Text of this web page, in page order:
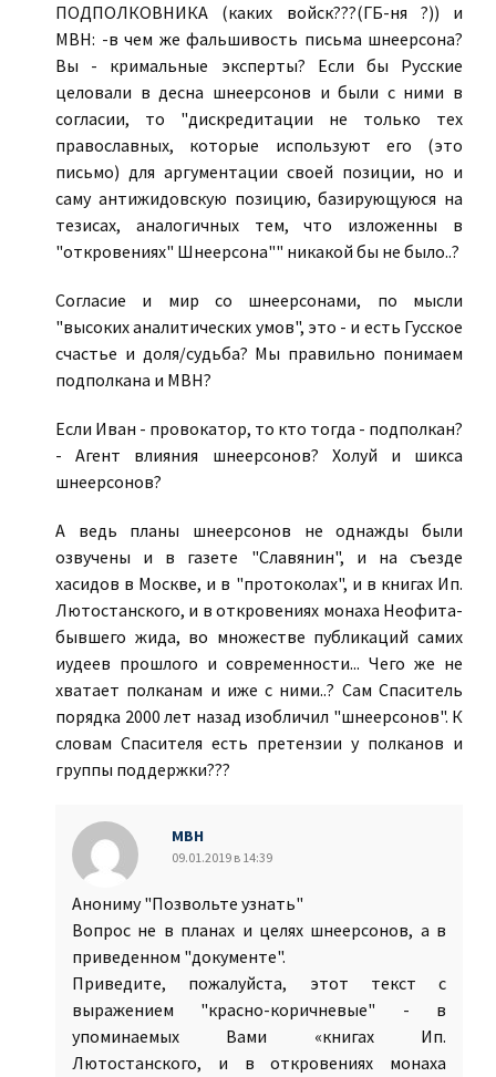
ПОДПОЛКОВНИКА (каких войск???(ГБ-ня ?)) и
МВН: -в чем же фальшивость письма шнеерсона?
Вы - кримальные эксперты? Если бы Русские
целовали в десна шнеерсонов и были с ними в
согласии, то "дискредитации не только тех
православных, которые используют его (это
письмо) для аргументации своей позиции, но и
саму антижидовскую позицию, базирующуюся на
тезисах, аналогичных тем, что изложенны в
"откровениях" Шнеерсона"" никакой бы не было..?
Согласие и мир со шнеерсонами, по мысли
"высоких аналитических умов", это - и есть Гусское
счастье и доля/судьба? Мы правильно понимаем
подполкана и МВН?
Если Иван - провокатор, то кто тогда - подполкан?
- Агент влияния шнеерсонов? Холуй и шикса
шнеерсонов?
А ведь планы шнеерсонов не однажды были
озвучены и в газете "Славянин", и на съезде
хасидов в Москве, и в "протоколах", и в книгах Ип.
Лютостанского, и в откровениях монаха Неофита-
бывшего жида, во множестве публикаций самих
иудеев прошлого и современности... Чего же не
хватает полканам и иже с ними..? Сам Спаситель
порядка 2000 лет назад изобличил "шнеерсонов". К
словам Спасителя есть претензии у полканов и
группы поддержки???
МВН
09.01.2019 в 14:39
Анониму "Позвольте узнать"
Вопрос не в планах и целях шнеерсонов, а в
приведенном "документе".
Приведите, пожалуйста, этот текст с
выражением "красно-коричневые" - в
упоминаемых Вами «книгах Ип.
Лютостанского, и в откровениях монаха